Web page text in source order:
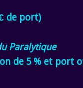
de port)
Paralytique
de 5 % et port